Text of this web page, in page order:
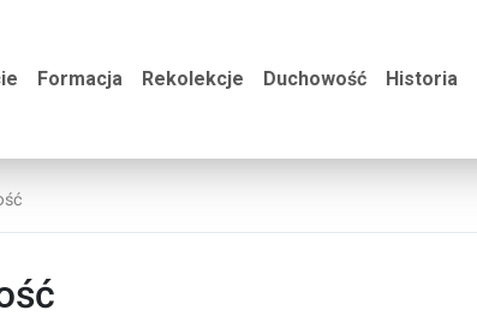
Formacja Rekolekcje Duchowość Historia